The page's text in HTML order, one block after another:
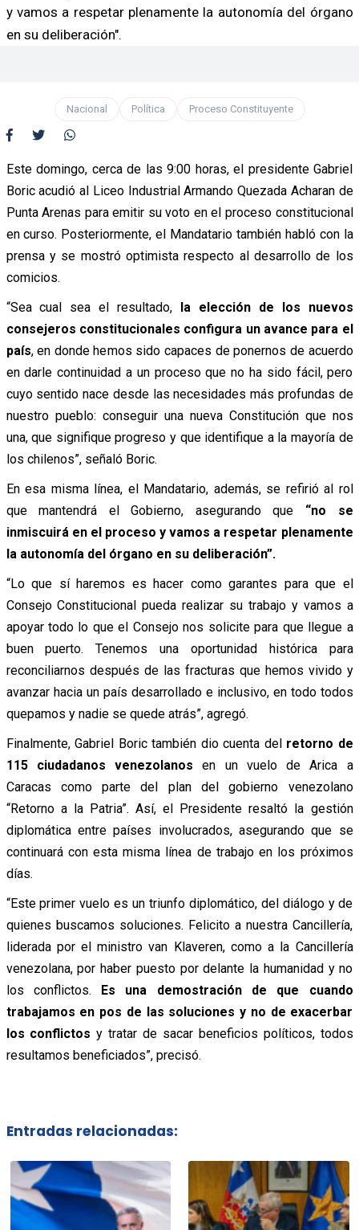
y vamos a respetar plenamente la autonomía del órgano
en su deliberación".
Nacional Política Proceso Constituyente
Este domingo, cerca de las 9:00 horas, el presidente Gabriel
Boric acudió al Liceo Industrial Armando Quezada Acharan de
Punta Arenas para emitir su voto en el proceso constitucional
en curso. Posteriormente, el Mandatario también habló con la
prensa y se mostró optimista respecto al desarrollo de los
comicios.
“Sea cual sea el resultado, la elección de los nuevos
consejeros constitucionales configura un avance para el
país, en donde hemos sido capaces de ponernos de acuerdo
en darle continuidad a un proceso que no ha sido fácil, pero
cuyo sentido nace desde las necesidades más profundas de
nuestro pueblo: conseguir una nueva Constitución que nos
una, que signifique progreso y que identifique a la mayoría de
los chilenos”, señaló Boric.
En esa misma línea, el Mandatario, además, se refirió al rol
que mantendrá el Gobierno, asegurando que “no se
inmiscuirá en el proceso y vamos a respetar plenamente
la autonomía del órgano en su deliberación”.
“Lo que sí haremos es hacer como garantes para que el
Consejo Constitucional pueda realizar su trabajo y vamos a
apoyar todo lo que el Consejo nos solicite para que llegue a
buen puerto. Tenemos una oportunidad histórica para
reconciliarnos después de las fracturas que hemos vivido y
avanzar hacia un país desarrollado e inclusivo, en todo todos
quepamos y nadie se quede atrás”, agregó.
Finalmente, Gabriel Boric también dio cuenta del retorno de
115 ciudadanos venezolanos en un vuelo de Arica a
Caracas como parte del plan del gobierno venezolano
“Retorno a la Patria”. Así, el Presidente resaltó la gestión
diplomática entre países involucrados, asegurando que se
continuará con esta misma línea de trabajo en los próximos
días.
“Este primer vuelo es un triunfo diplomático, del diálogo y de
quienes buscamos soluciones. Felicito a nuestra Cancillería,
liderada por el ministro van Klaveren, como a la Cancillería
venezolana, por haber puesto por delante la humanidad y no
los conflictos. Es una demostración de que cuando
trabajamos en pos de las soluciones y no de exacerbar
los conflictos y tratar de sacar beneficios políticos, todos
resultamos beneficiados”, precisó.
Entradas relacionadas: